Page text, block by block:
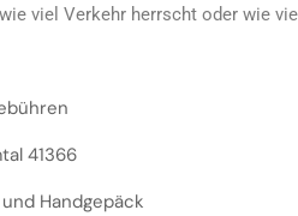
viel Verkehr herrscht oder wie
41366
Handgepäck